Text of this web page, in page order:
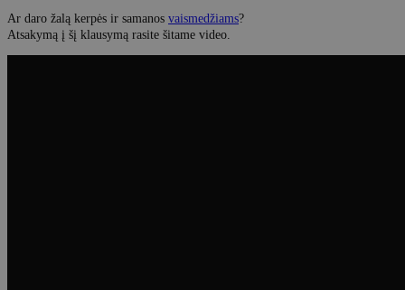
Ar daro žalą kerpės ir samanos vaismedžiams?
Atsakymą į šį klausymą rasite šitame video.